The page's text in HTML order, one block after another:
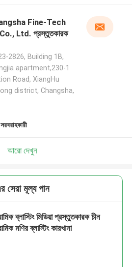
Fine-Tech
Ltd. প্রস্তুতকারক
2826, Building 1B,
apartment,230-1
Road, XiangHu
district, Changsha,
আরো দেখুন
সেরা মূল্য পান
ব্লাস্টিং মিডিয়া প্রস্তুতকারক চীন
মণির ব্লাস্টিং কারখানা